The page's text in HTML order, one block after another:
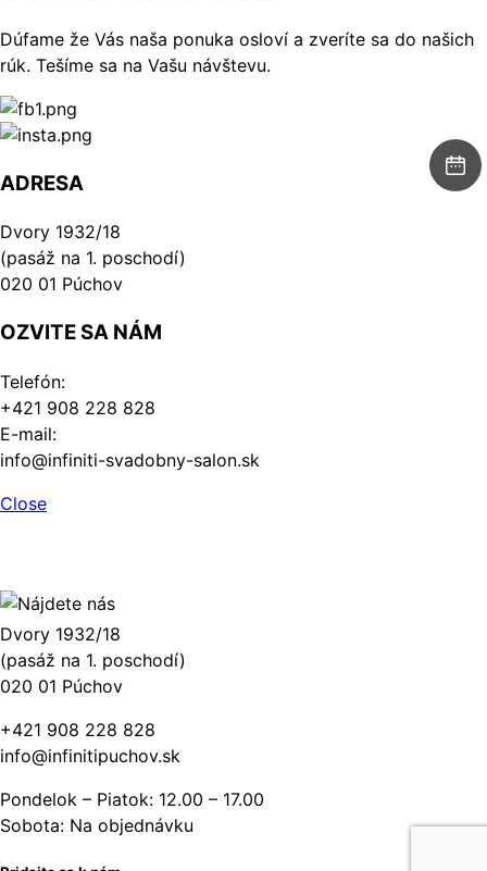
Dúfame že Vás naša ponuka osloví a zveríte sa do našich
rúk. Tešíme sa na Vašu návštevu.
ADRESA
Dvory 1932/18
(pasáž na 1. poschodí)
020 01 Púchov
OZVITE SA NÁM
Telefón:
+421 908 228 828
E-mail:
info@infiniti-svadobny-salon.sk
Close
Dvory 1932/18
(pasáž na 1. poschodí)
020 01 Púchov
+421 908 228 828
info@infinitipuchov.sk
Pondelok – Piatok: 12.00 – 17.00
Sobota: Na objednávku